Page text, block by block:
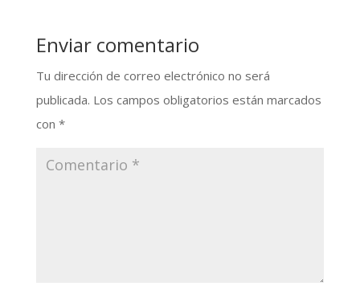
Enviar comentario
Tu dirección de correo electrónico no será
publicada. Los campos obligatorios están marcados
con *